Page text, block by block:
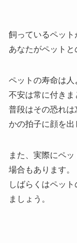
飼っているペット
あなたがペットと
ペットの寿命は
不安は常に付きま
普段はその恐れ
かの拍子に顔を出
また、実際にペ
場合もあります。
しばらくはペッ
ましょう。